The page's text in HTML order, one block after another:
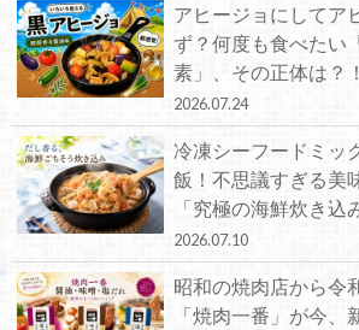
アヒージョにしてア
ず？何度も食べたい
素」、その正体は？！
2026.07.24
冷凍シーフードミッ
飯！不思議すぎる美
「究極の海鮮炊き込
2026.07.10
昭和の焼肉店から令
「焼肉一番」が今、